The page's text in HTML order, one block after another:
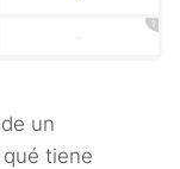
un
tiene